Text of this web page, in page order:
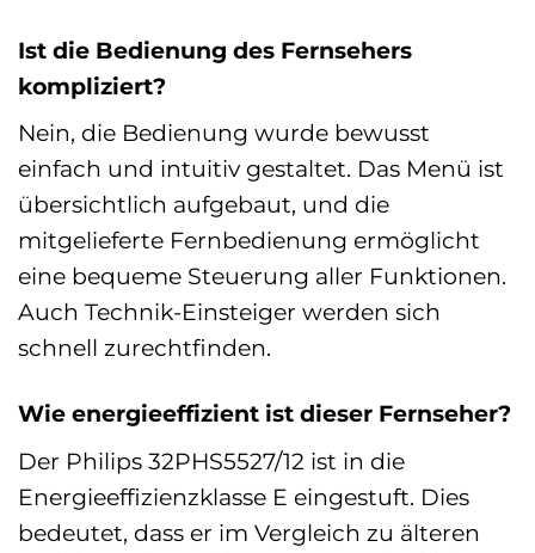
Ist die Bedienung des Fernsehers
kompliziert?
Nein, die Bedienung wurde bewusst
einfach und intuitiv gestaltet. Das Menü ist
übersichtlich aufgebaut, und die
mitgelieferte Fernbedienung ermöglicht
eine bequeme Steuerung aller Funktionen.
Auch Technik-Einsteiger werden sich
schnell zurechtfinden.
Wie energieeffizient ist dieser Fernseher?
Der Philips 32PHS5527/12 ist in die
Energieeffizienzklasse E eingestuft. Dies
bedeutet, dass er im Vergleich zu älteren